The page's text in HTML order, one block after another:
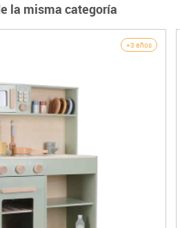
la misma categoría
+3 años